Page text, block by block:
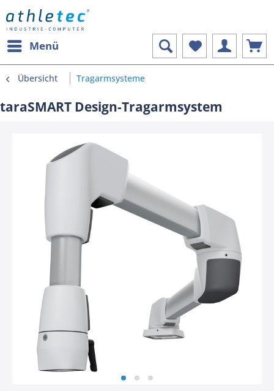
Menü
Übersicht Tragarmsysteme
taraSMART Design-Tragarmsystem